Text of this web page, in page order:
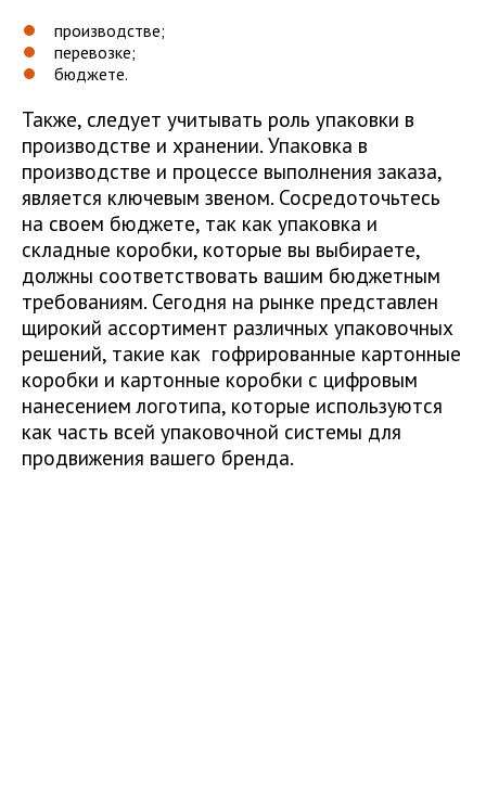
производстве;
перевозке;
бюджете.
Также, следует учитывать роль упаковки в
производстве и хранении. Упаковка в
производстве и процессе выполнения заказа,
является ключевым звеном. Сосредоточьтесь
на своем бюджете, так как упаковка и
складные коробки, которые вы выбираете,
должны соответствовать вашим бюджетным
требованиям. Сегодня на рынке представлен
щирокий ассортимент различных упаковочных
решений, такие как гофрированные картонные
коробки и картонные коробки с цифровым
нанесением логотипа, которые используются
как часть всей упаковочной системы для
продвижения вашего бренда.